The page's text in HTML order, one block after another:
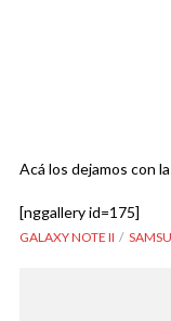
Acá los dejamos con
[nggallery id=175]
GALAXY NOTE II